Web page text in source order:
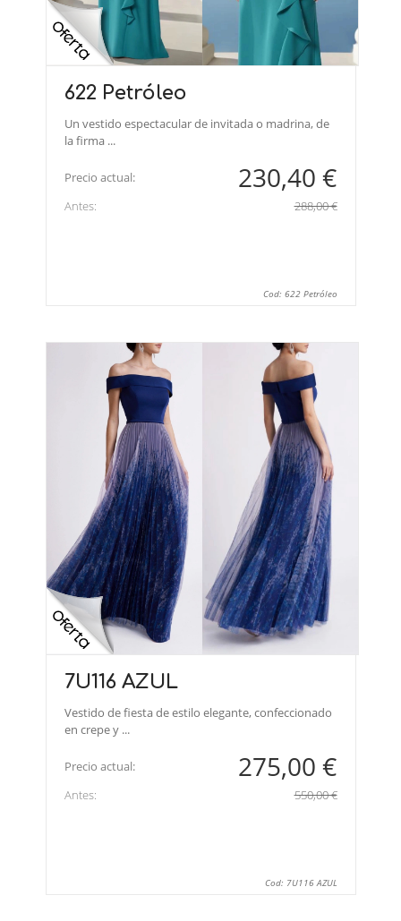
622 Petróleo
Un vestido espectacular de invitada o madrina, de
la firma ...
Precio actual: 230,40 €
Antes: 288,00 €
Cod: 622 Petróleo
7U116 AZUL
Vestido de fiesta de estilo elegante, confeccionado
en crepe y ...
Precio actual: 275,00 €
Antes: 550,00 €
Cod: 7U116 AZUL